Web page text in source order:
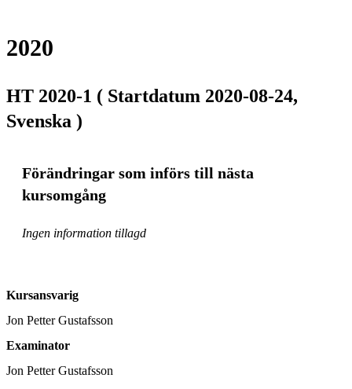
2020
HT 2020-1 ( Startdatum 2020-08-24,
Svenska )
Förändringar som införs till nästa
kursomgång
Ingen information tillagd
Kursansvarig
Jon Petter Gustafsson
Examinator
Jon Petter Gustafsson